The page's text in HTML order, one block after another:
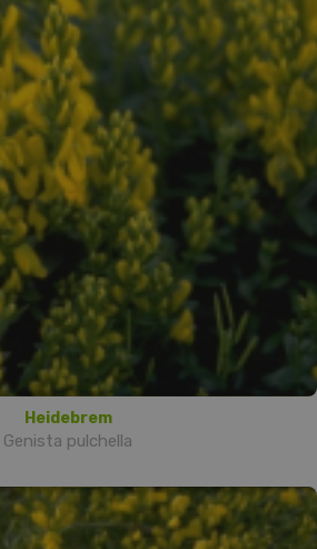
Heidebrem
Genista pulchella